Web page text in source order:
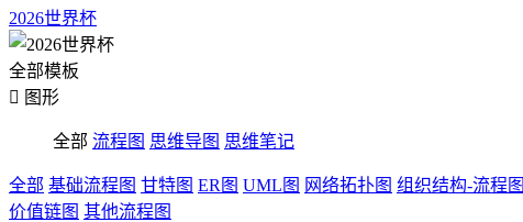
2026世界杯
全部模板
 图形
全部 流程图 思维导图 思维笔记
全部 基础流程图 甘特图 ER图 UML图 网络拓扑图 组织结构-流程图
价值链图 其他流程图